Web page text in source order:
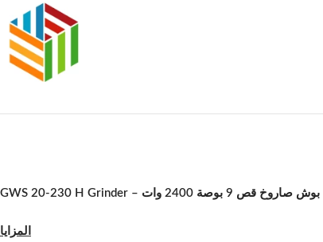
GWS 20-230 H Grinder – بوش صاروخ قص 9 بوصة 2400 وات
المزايا